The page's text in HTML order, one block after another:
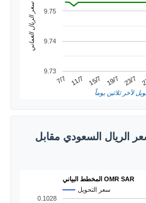
7/7 11/7 15/7 19/7 23/7
9.73
9.74
9.75
لآخر ثلاثين يوماً
سعر الريال العماني
الريال السعودي مقابل
المخطط البياني OMR SAR
سعر التحويل
0.1028